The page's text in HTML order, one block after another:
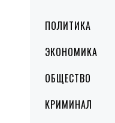
MenuПОЛИТИКА
ЭКОНОМИКА
ОБЩЕСТВО
КРИМИНАЛ